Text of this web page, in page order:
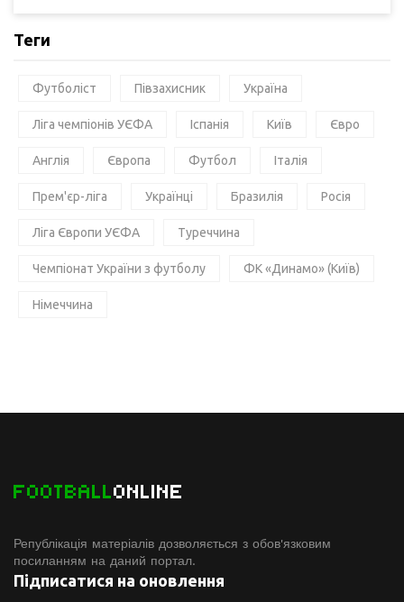
Теги
Футболіст Півзахисник Україна
Ліга чемпіонів УЄФА Іспанія Київ Євро
Англія Європа Футбол Італія
Прем'єр-ліга Українці Бразилія Росія
Ліга Європи УЄФА Туреччина
Чемпіонат України з футболу ФК «Динамо» (Київ)
Німеччина
FOOTBALLONLINE
Републікація матеріалів дозволяється з обов'язковим
посиланням на даний портал.
Підписатися на оновлення